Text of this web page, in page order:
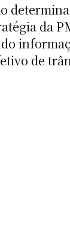
da
de